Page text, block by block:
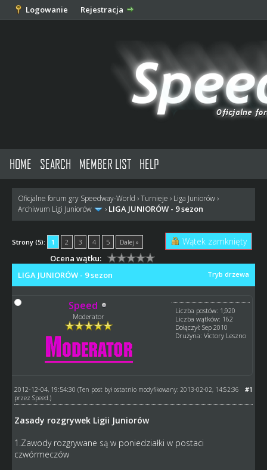
Logowanie Rejestracja
HOME SEARCH MEMBER LIST HELP
Oficjalne forum gry Speedway-World ›Turnieje › Liga Juniorów›
Archiwum Ligi Juniorów
› LIGA JUNIORÓW - 9 sezon
Strony (5): 1 2 3 4 5 Dalej » Wątek zamknięty
Ocena wątku:
Tryb drzewa
LIGA JUNIORÓW - 9 sezon
Speed
Moderator
Liczba postów: 1,920
Liczba wątków: 162
Dołączył: Sep 2010
Drużyna: Victory Leszno
#1
2012-12-04, 19:54:30 (Ten post był ostatnio modyfikowany: 2013-02-02, 14:52:36
przez Speed .)
Zasady rozgrywek Ligii Juniorów
1.Zawody rozgrywane są w poniedziałki w postaci
czwórmeczów